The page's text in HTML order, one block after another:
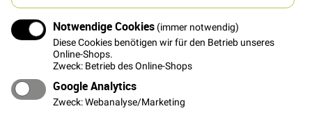
Notwendige Cookies (immer notwendig)
Diese Cookies benötigen wir für den Betrieb unseres
Online-Shops.
Zweck: Betrieb des Online-Shops
Google Analytics
Zweck: Webanalyse/Marketing
In den Warenkorb
Details